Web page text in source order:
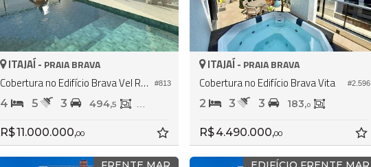
#813
ITAJAÍ - PRAIA BRAVA
Cobertura no Edifício Brava Vel Residence
4 5 3 494,5 319,
R$ 11.000.000,00
#2.596
ITAJAÍ - PRAIA BRAVA
Cobertura no Edifício Brava Vita
2 3 3 183,0
R$ 4.490.000,00